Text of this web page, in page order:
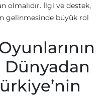
olmalıdır. İlgi ve destek,
gelinmesinde büyük rol
Dünyadan